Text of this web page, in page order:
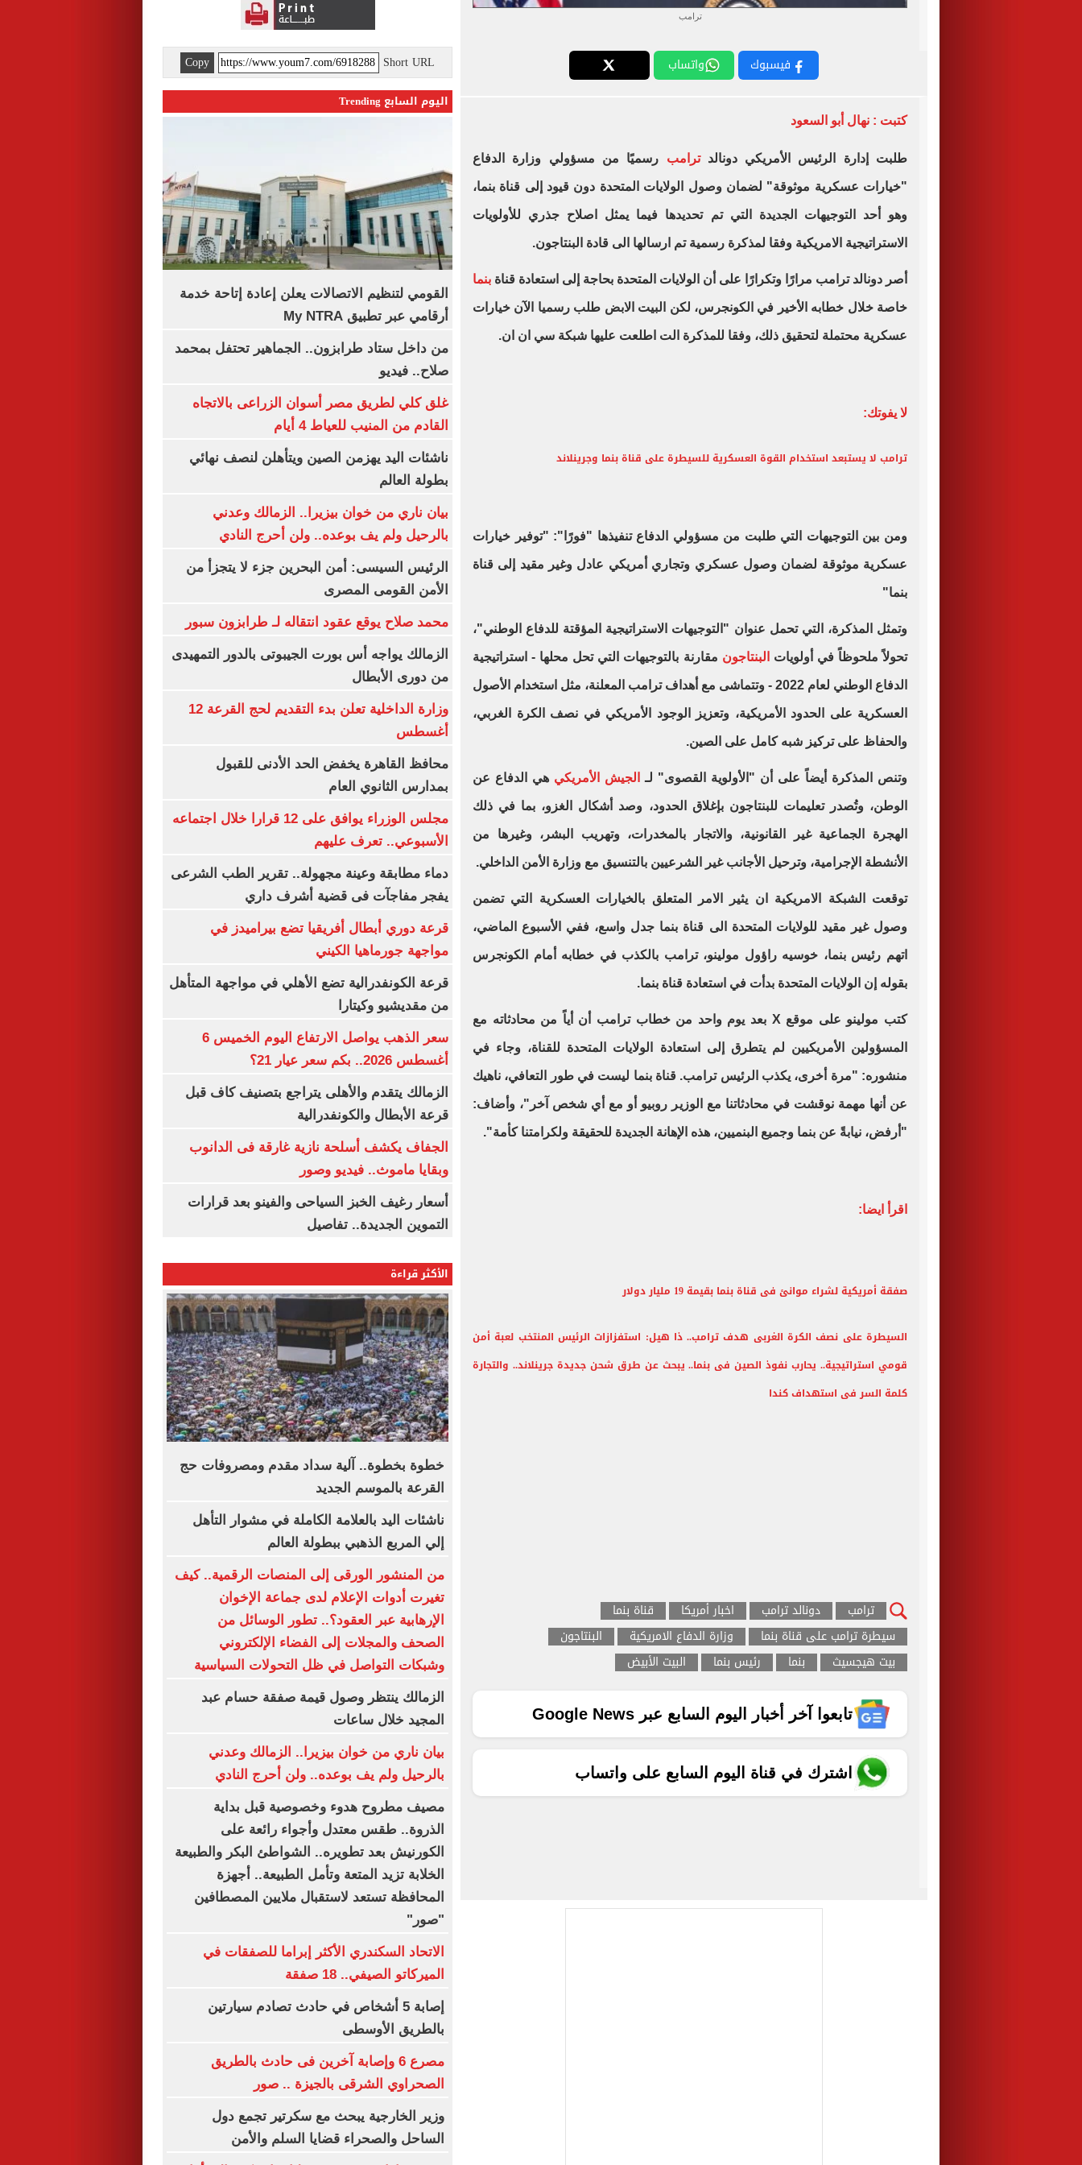
ترامب
فيسبوك واتساب
كتبت : نهال أبو السعود
طلبت إدارة الرئيس الأمريكي دونالدترامب رسميًا من مسؤولي وزارة الدفاع
"خيارات عسكرية موثوقة" لضمان وصول الولايات المتحدة دون قيود إلى قناة بنما،
وهو أحد التوجيهات الجديدة التي تم تحديدها فيما يمثل اصلاح جذري للأولويات
الاستراتيجية الامريكية وفقا لمذكرة رسمية تم ارسالها الى قادة البنتاجون.
أصر دونالد ترامب مرارًا وتكرارًا على أن الولايات المتحدة بحاجة إلى استعادة قناة بنما
خاصة خلال خطابه الأخير في الكونجرس، لكن البيت الابض طلب رسميا الآن خيارات
عسكرية محتملة لتحقيق ذلك، وفقا للمذكرة الت اطلعت عليها شبكة سي ان ان.
لا يفوتك:
ترامب لا يستبعد استخدام القوة العسكرية للسيطرة على قناة بنما وجرينلاند
ومن بين التوجيهات التي طلبت من مسؤولي الدفاع تنفيذها "فورًا": "توفير خيارات
عسكرية موثوقة لضمان وصول عسكري وتجاري أمريكي عادل وغير مقيد إلى قناة
بنما"
وتمثل المذكرة، التي تحمل عنوان "التوجيهات الاستراتيجية المؤقتة للدفاع الوطني"،
تحولاً ملحوظاً في أولويات البنتاجون مقارنة بالتوجيهات التي تحل محلها - استراتيجية
الدفاع الوطني لعام 2022 - وتتماشى مع أهداف ترامب المعلنة، مثل استخدام الأصول
العسكرية على الحدود الأمريكية، وتعزيز الوجود الأمريكي في نصف الكرة الغربي،
والحفاظ على تركيز شبه كامل على الصين.
وتنص المذكرة أيضاً على أن "الأولوية القصوى" لـ الجيش الأمريكي هي الدفاع عن
الوطن، وتُصدر تعليمات للبنتاجون بإغلاق الحدود، وصد أشكال الغزو، بما في ذلك
الهجرة الجماعية غير القانونية، والاتجار بالمخدرات، وتهريب البشر، وغيرها من
الأنشطة الإجرامية، وترحيل الأجانب غير الشرعيين بالتنسيق مع وزارة الأمن الداخلي.
توقعت الشبكة الامريكية ان يثير الامر المتعلق بالخيارات العسكرية التي تضمن
وصول غير مقيد للولايات المتحدة الى قناة بنما جدل واسع، ففي الأسبوع الماضي،
اتهم رئيس بنما، خوسيه راؤول مولينو، ترامب بالكذب في خطابه أمام الكونجرس
بقوله إن الولايات المتحدة بدأت في استعادة قناة بنما.
كتب مولينو على موقع X بعد يوم واحد من خطاب ترامب أن أياً من محادثاته مع
المسؤولين الأمريكيين لم يتطرق إلى استعادة الولايات المتحدة للقناة، وجاء في
منشوره: "مرة أخرى، يكذب الرئيس ترامب. قناة بنما ليست في طور التعافي، ناهيك
عن أنها مهمة نوقشت في محادثاتنا مع الوزير روبيو أو مع أي شخص آخر"، وأضاف:
"أرفض، نيابةً عن بنما وجميع البنميين، هذه الإهانة الجديدة للحقيقة ولكرامتنا كأمة".
اقرأ ايضا:
صفقة أمريكية لشراء موانئ فى قناة بنما بقيمة 19 مليار دولار
السيطرة على نصف الكرة الغربى هدف ترامب.. ذا هيل: استفزازات الرئيس المنتخب لعبة أمن
قومي استراتيجية.. يحارب نفوذ الصين فى بنما.. يبحث عن طرق شحن جديدة جرينلاند.. والتجارة
كلمة السر فى استهداف كندا
ترامب دونالد ترامب اخبار أمريكا
قناة بنما
سيطرة ترامب على قناة بنما
وزارة الدفاع الامريكية
البنتاجون
بيت هيجسيث
بنما رئيس بنما البيت الأبيض
تابعوا آخر أخبار اليوم السابع عبر Google News
اشترك في قناة اليوم السابع على واتساب
Short URL
Copy
اليوم السابع Trending
القومي لتنظيم الاتصالات يعلن إعادة إتاحة خدمة
أرقامي عبر تطبيق My NTRA
من داخل ستاد طرابزون.. الجماهير تحتفل بمحمد
صلاح.. فيديو
غلق كلي لطريق مصر أسوان الزراعى بالاتجاه
القادم من المنيب للعياط 4 أيام
ناشئات اليد يهزمن الصين ويتأهلن لنصف نهائي
بطولة العالم
بيان ناري من خوان بيزيرا.. الزمالك وعدني
بالرحيل ولم يف بوعده.. ولن أحرج النادي
الرئيس السيسى: أمن البحرين جزء لا يتجزأ من
الأمن القومى المصرى
محمد صلاح يوقع عقود انتقاله لـ طرابزون سبور
الزمالك يواجه أس بورت الجيبوتى بالدور التمهيدى
من دورى الأبطال
وزارة الداخلية تعلن بدء التقديم لحج القرعة 12
أغسطس
محافظ القاهرة يخفض الحد الأدنى للقبول
بمدارس الثانوي العام
مجلس الوزراء يوافق على 12 قرارا خلال اجتماعه
الأسبوعي.. تعرف عليهم
دماء مطابقة وعينة مجهولة.. تقرير الطب الشرعى
يفجر مفاجآت فى قضية أشرف داري
قرعة دوري أبطال أفريقيا تضع بيراميدز في
مواجهة جورماهيا الكيني
قرعة الكونفدرالية تضع الأهلي في مواجهة المتأهل
من مقديشيو وكيتارا
سعر الذهب يواصل الارتفاع اليوم الخميس 6
أغسطس 2026.. بكم سعر عيار 21؟
الزمالك يتقدم والأهلى يتراجع بتصنيف كاف قبل
قرعة الأبطال والكونفدرالية
الجفاف يكشف أسلحة نازية غارقة فى الدانوب
وبقايا ماموث.. فيديو وصور
أسعار رغيف الخبز السياحى والفينو بعد قرارات
التموين الجديدة.. تفاصيل
الأكثر قراءة
خطوة بخطوة.. آلية سداد مقدم ومصروفات حج
القرعة بالموسم الجديد
ناشئات اليد بالعلامة الكاملة في مشوار التأهل
إلي المربع الذهبي ببطولة العالم
من المنشور الورقى إلى المنصات الرقمية.. كيف
تغيرت أدوات الإعلام لدى جماعة الإخوان
الإرهابية عبر العقود؟.. تطور الوسائل من
الصحف والمجلات إلى الفضاء الإلكتروني
وشبكات التواصل في ظل التحولات السياسية
الزمالك ينتظر وصول قيمة صفقة حسام عبد
المجيد خلال ساعات
بيان ناري من خوان بيزيرا.. الزمالك وعدني
بالرحيل ولم يف بوعده.. ولن أحرج النادي
مصيف مطروح هدوء وخصوصية قبل بداية
الذروة.. طقس معتدل وأجواء رائعة على
الكورنيش بعد تطويره.. الشواطئ البكر والطبيعة
الخلابة تزيد المتعة وتأمل الطبيعة.. أجهزة
المحافظة تستعد لاستقبال ملايين المصطافين
"صور"
الاتحاد السكندري الأكثر إبراما للصفقات في
الميركاتو الصيفي.. 18 صفقة
إصابة 5 أشخاص في حادث تصادم سيارتين
بالطريق الأوسطى
مصرع 6 وإصابة آخرين فى حادث بالطريق
الصحراوي الشرقى بالجيزة .. صور
وزير الخارجية يبحث مع سكرتير تجمع دول
الساحل والصحراء قضايا السلم والأمن